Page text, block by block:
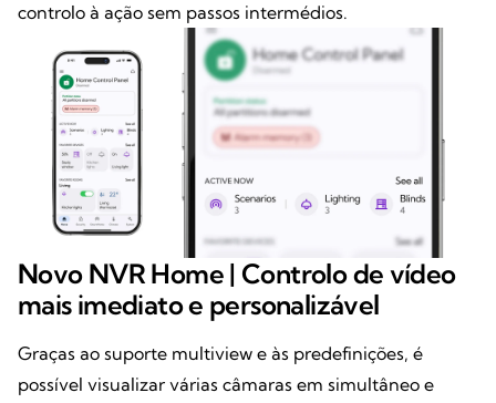
controlo à ação sem passos intermédios.
Novo NVR Home | Controlo de vídeo
mais imediato e personalizável
Graças ao suporte multiview e às predefinições, é
possível visualizar várias câmaras em simultâneo e